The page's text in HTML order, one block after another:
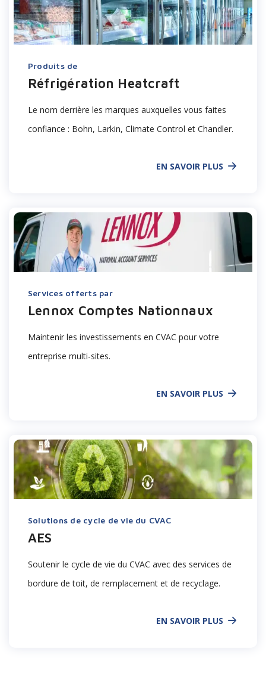
Produits de
Réfrigération Heatcraft
Le nom derrière les marques auxquelles vous faites
confiance : Bohn, Larkin, Climate Control et Chandler.
EN SAVOIR PLUS
Services offerts par
Lennox Comptes Nationnaux
Maintenir les investissements en CVAC pour votre
entreprise multi-sites.
EN SAVOIR PLUS
Solutions de cycle de vie du CVAC
AES
Soutenir le cycle de vie du CVAC avec des services de
bordure de toit, de remplacement et de recyclage.
EN SAVOIR PLUS